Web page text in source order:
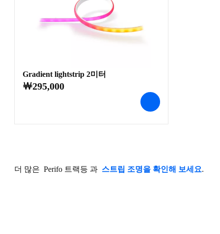
Gradient lightstrip 2미터
￦295,000
더 많은 Perifo 트랙등 과 스트립 조명을 확인해 보세요.